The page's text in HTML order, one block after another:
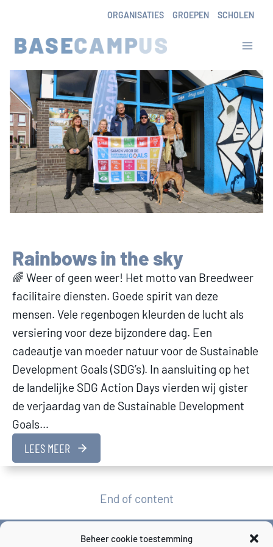
Beheer cookie toestemming
content
ORGANISATIES GROEPEN SCHOLEN
Rainbows in the sky
🌈 Weer of geen weer! Het motto van Breedweer
facilitaire diensten. Goede spirit van deze
mensen. Vele regenbogen kleurden de lucht als
versiering voor deze bijzondere dag. Een
cadeautje van moeder natuur voor de Sustainable
Development Goals (SDG’s). In aansluiting op het
de landelijke SDG Action Days vierden wij gister
de verjaardag van de Sustainable Development
Goals…
LEES MEER
End of content